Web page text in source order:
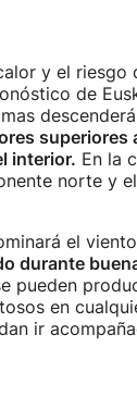
y el riesgo
de
superiores
interior. En la
norte y
el
durante
pueden
en
ir